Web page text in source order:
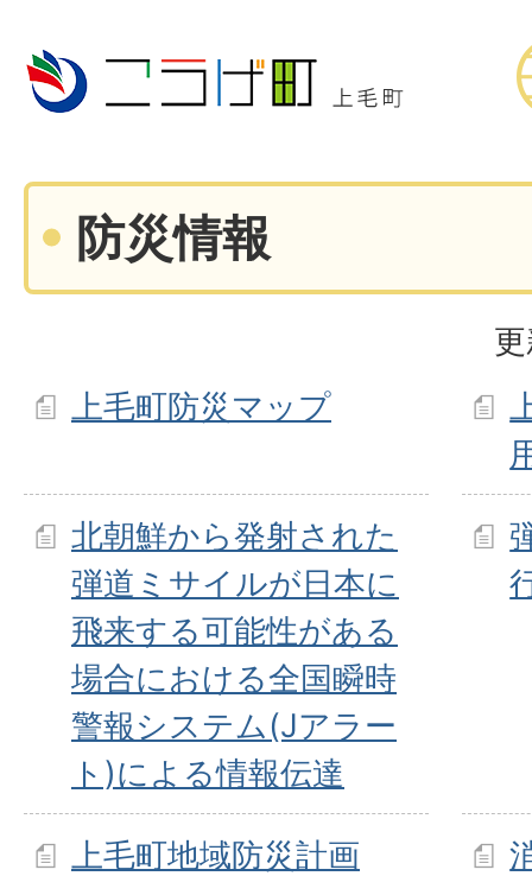
防災情報
上毛町防災マップ
北朝鮮から発射された
弾道ミサイルが日本に
飛来する可能性がある
場合における全国瞬時
警報システム(Jアラー
ト)による情報伝達
上毛町地域防災計画